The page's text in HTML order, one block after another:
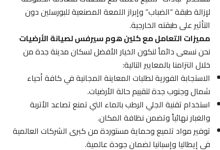
لإزالة طبقة “الضباب” وإبراز اللمعة المصنعية للبورسلين دون
التأثير على طبقته الخارجية.
مميزات التعامل مع كلين هوم سيرفس لصيانة الأرضيات
نحن نسعى دائماً لنكون الخيار الأفضل لسكان مدينة جدة من
خلال التزامنا بالمعايير التالية:
الاستجابة الفورية لطلبات المعاينة المجانية في كافة أحياء
شمال وجنوب جدة لتقييم حالة الأرضيات.
استخدام تقنية الجلي الرطب بالماء التي تمنع تصاعد الأتربة
والغبار نهائياً وتضمن نظافة المكان.
توفير مواد تلميع وحماية مستوردة من كبرى الشركات العالمية
في إيطاليا وإسبانيا لضمان جودة عالمية.